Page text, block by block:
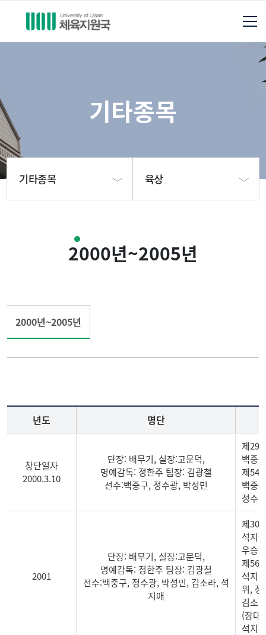
기타종목
기타종목
씨름부
게시판
육상
양궁
2000년~2005년
2000년~2005년
년도 명단
창단일자
2000.3.10
단장: 배무기, 실장:고문덕,
명예감독: 정한주 팀장: 김광철
선수:백중구, 정수광, 박성민
제29
백중
제54
백중
정수
2001
단장: 배무기, 실장:고문덕,
명예감독: 정한주 팀장: 김광철
선수:백중구, 정수광, 박성민, 김소라, 석
지애
제30
석지
우승,
제56
석지
위, 정
김소
(장대
석지